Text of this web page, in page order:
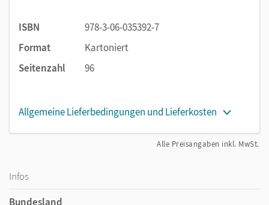
ISBN
978-3-06-035392-7
Format
Kartoniert
Seitenzahl
96
Allgemeine Lieferbedingungen und Lieferkosten
Alle Preisangaben inkl. MwSt.
Infos
Bundesland